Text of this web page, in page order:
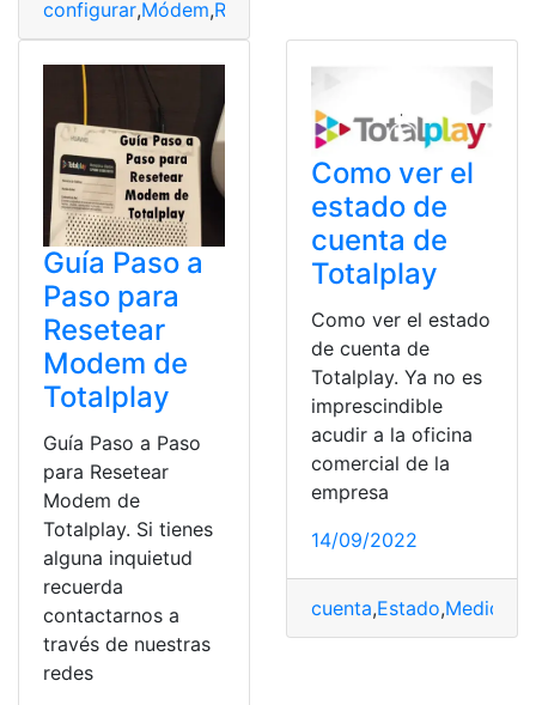
configurar,Módem,Resetear
Guía Paso a
Paso para
Resetear
Modem de
Totalplay
Guía Paso a Paso
para Resetear
Modem de
Totalplay. Si tienes
alguna inquietud
recuerda
contactarnos a
través de nuestras
redes
Como ver el
estado de
cuenta de
Totalplay
Como ver el estado
de cuenta de
Totalplay. Ya no es
imprescindible
acudir a la oficina
comercial de la
empresa
14/09/2022
cuenta,Estado,Medidas